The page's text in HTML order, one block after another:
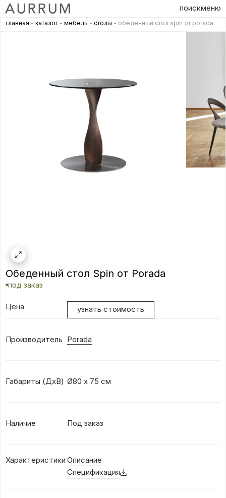
поискменю
главная - каталог - мебель - столы - обеденный стол spin от porada
Обеденный стол Spin от Porada
под заказ
Цена узнать стоимость
Производитель Porada
Габариты (ДхВ) Ø80 х 75 см
Наличие Под заказ
Характеристики Описание
Спецификация